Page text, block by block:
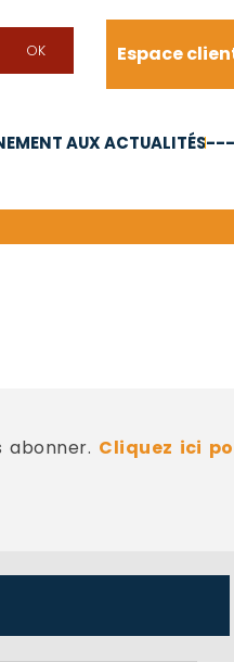
Espace
AUX ACTUALITÉS---
Cliquez ici